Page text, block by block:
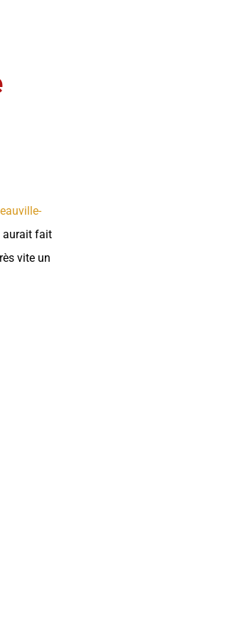
aurait fait
vite un